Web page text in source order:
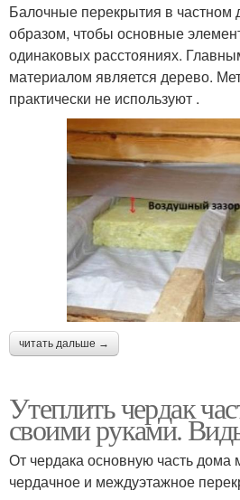
Балочные перекрытия в частном
образом, чтобы основные
одинаковых расстояниях.
материалом является дерево.
практически не используют .
читать дальше →
Утеплить чердак
своими руками.
От чердака основную часть дома
чердачное и междуэтажное